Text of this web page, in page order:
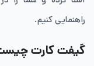
راهنمایی کنیم.
گیفت کارت